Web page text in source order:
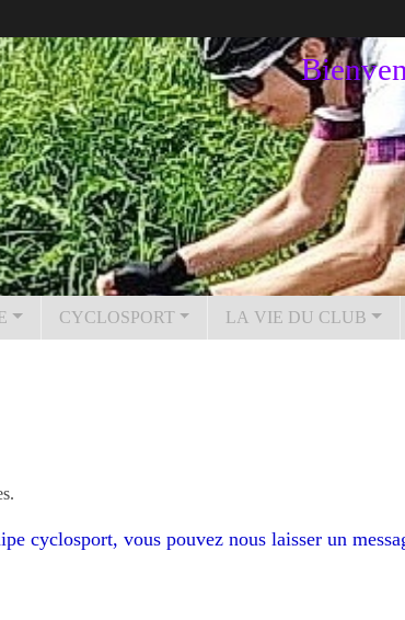
CYCLOSPORT LA VIE DU CLUB
cyclosport, vous pouvez nous laisser un